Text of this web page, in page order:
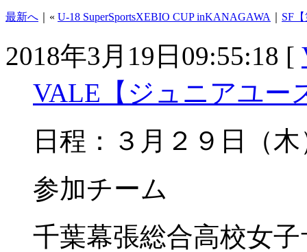
最新へ ｜« U-18 SuperSportsXEBIO CUP inKANAGAWA SF
2018年3月19日09:55:18 [
VALE【ジュニアユー
日程：３月２９日（
参加チーム
千葉幕張総合高校女